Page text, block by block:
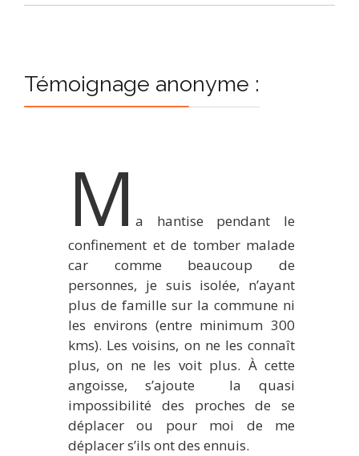
Témoignage anonyme :
M a hantise pendant le
confinement et de tomber malade
car comme beaucoup de
personnes, je suis isolée, n’ayant
plus de famille sur la commune ni
les environs (entre minimum 300
kms). Les voisins, on ne les connaît
plus, on ne les voit plus. À cette
angoisse, s’ajoute la quasi
impossibilité des proches de se
déplacer ou pour moi de me
déplacer s’ils ont des ennuis.